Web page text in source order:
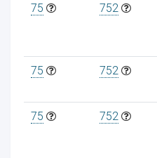
75 752
75 752
75 752